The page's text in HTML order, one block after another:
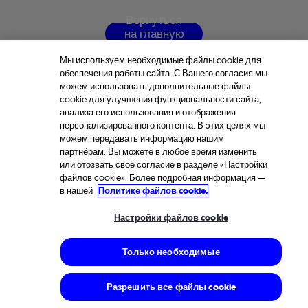
Вернуться
на главную
Мы используем необходимые файлы cookie для
обеспечения работы сайта. С Вашего согласия мы
можем использовать дополнительные файлы
cookie для улучшения функциональности сайта,
анализа его использования и отображения
персонализированного контента. В этих целях мы
можем передавать информацию нашим
партнёрам. Вы можете в любое время изменить
или отозвать своё согласие в разделе «Настройки
файлов cookie». Более подробная информация —
в нашей Политике файлов cookie.
Настройки файлов cookie
Только необходимые
Разрешить все файлы cookie